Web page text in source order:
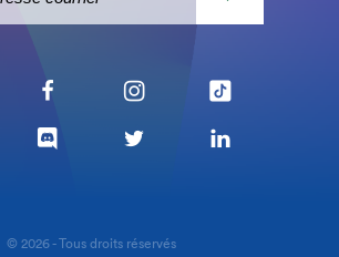
© 2026 - Tous droits réservés